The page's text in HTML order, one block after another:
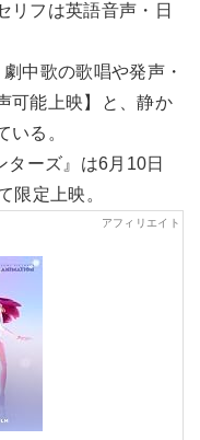
リフは英語音声・日
中歌の歌唱や発声・
可能上映】と、静か
いる。
ターズ』は6月10日
限定上映。